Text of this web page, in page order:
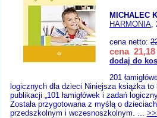
MICHALEC
HARMONIA,
cena netto:
cena 21,18
dodaj do
201
logicznych dla dzieci Niniejsza książka to
publikacji „101 łamigłówek i zadań
Została przygotowana z myślą o
przedszkolnym i wczesnoszkolnym. ...